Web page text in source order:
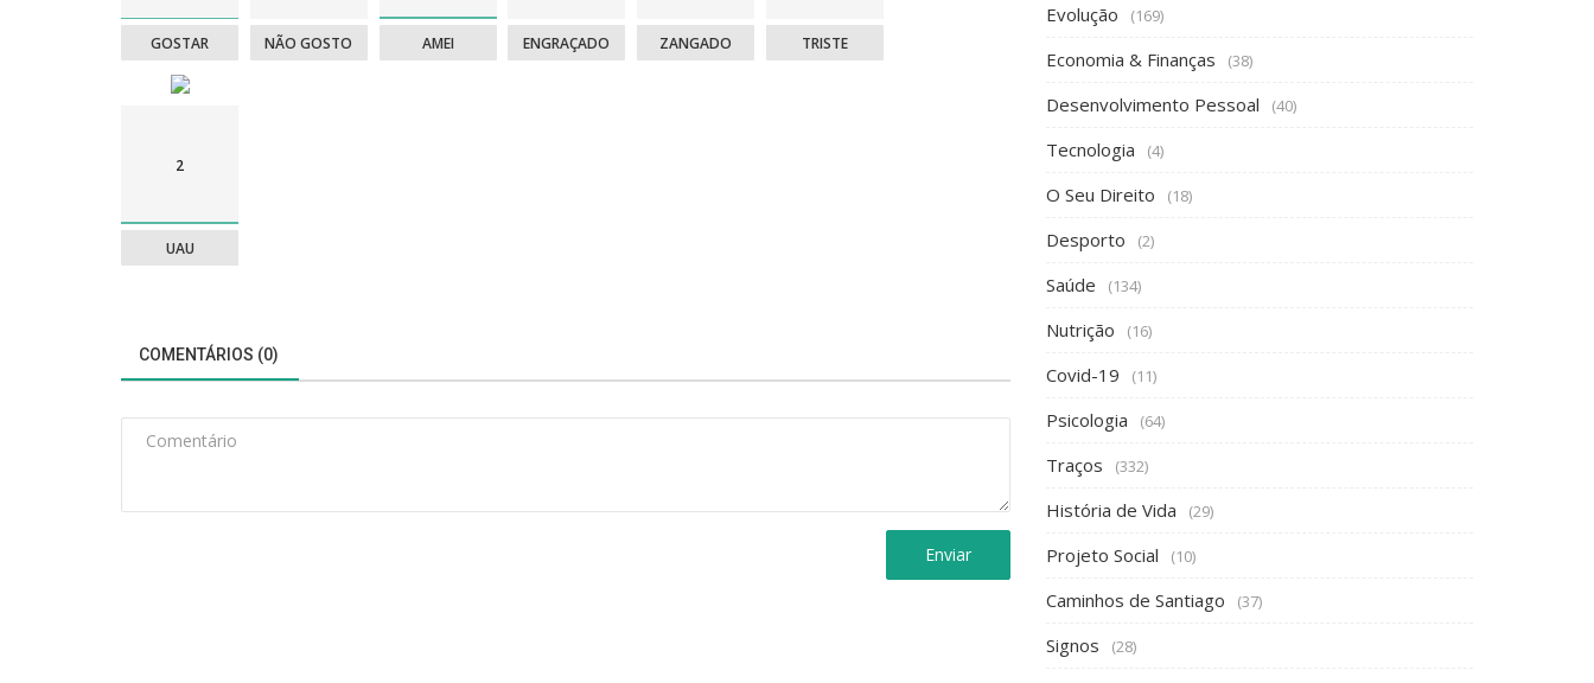
GOSTAR NÃO GOSTO AMEI ENGRAÇADO ZANGADO TRISTE
2
UAU
COMENTÁRIOS (0)
Enviar
Evolução (169)
Economia & Finanças (38)
Desenvolvimento Pessoal (40)
Tecnologia (4)
O Seu Direito (18)
Desporto (2)
Saúde (134)
Nutrição (16)
Covid-19 (11)
Psicologia (64)
Traços (332)
História de Vida (29)
Projeto Social (10)
Caminhos de Santiago (37)
Signos (28)